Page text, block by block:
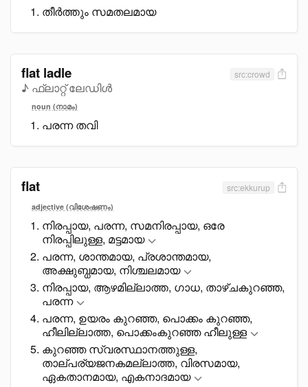
തീർത്തും സമതലമായ
flat ladle
♪ ഫ്ലാറ്റ് ലേഡിൾ
src:crowd
noun (നാമം)
പരന്ന തവി
flat src:ekkurup
adjective (വിശേഷണം)
നിരപ്പായ, പരന്ന, സമനിരപ്പായ, ഒരേ
നിരപ്പിലുള്ള, മട്ടമായ
പരന്ന, ശാന്തമായ, പ്രശാന്തമായ,
അക്ഷുബ്ധമായ, നിശ്ചലമായ
നിരപ്പായ, ആഴമില്ലാത്ത, ഗാധ, താഴ്ചകുറഞ്ഞ,
പരന്ന
പരന്ന, ഉയരം കുറഞ്ഞ, പൊക്കം കുറഞ്ഞ,
ഹീലില്ലാത്ത, പൊക്കംകുറഞ്ഞ ഹീലുള്ള
കുറഞ്ഞ സ്വരസ്ഥാനത്തുള്ള,
താല്പര്യജനകമല്ലാത്ത, വിരസമായ,
ഏകതാനമായ, എകനാദമായ